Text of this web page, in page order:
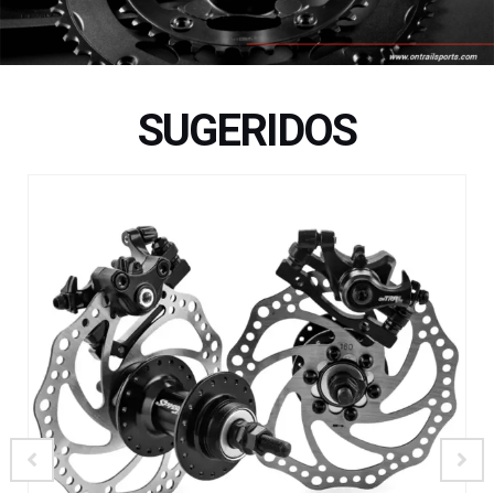
SUGERIDOS